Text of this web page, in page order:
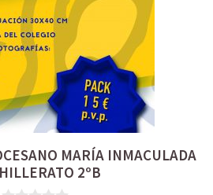
MARÍA INMACULADA
2ºB